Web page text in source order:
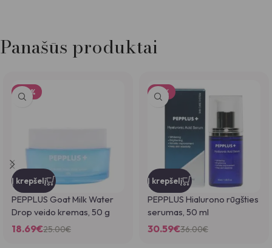
Panašūs produktai
-25%
Į krepšelį
PEPPLUS Goat Milk Water
Drop veido kremas, 50 g
25.00€
18.69€
-15%
Į krepšelį
PEPPLUS Hialurono rūgšties
serumas, 50 ml
36.00€
30.59€